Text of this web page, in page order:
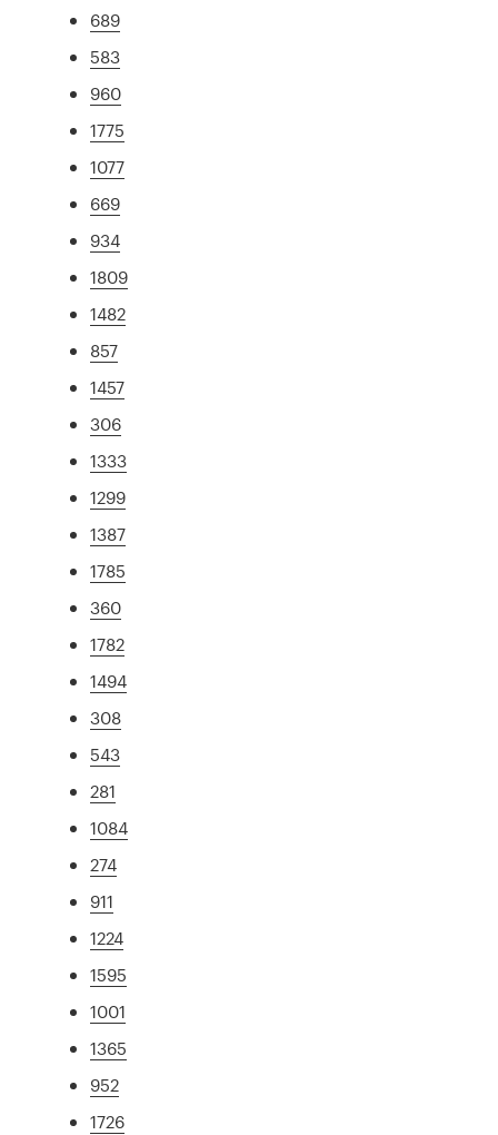
689
583
960
1775
1077
669
934
1809
1482
857
1457
306
1333
1299
1387
1785
360
1782
1494
308
543
281
1084
274
911
1224
1595
1001
1365
952
1726